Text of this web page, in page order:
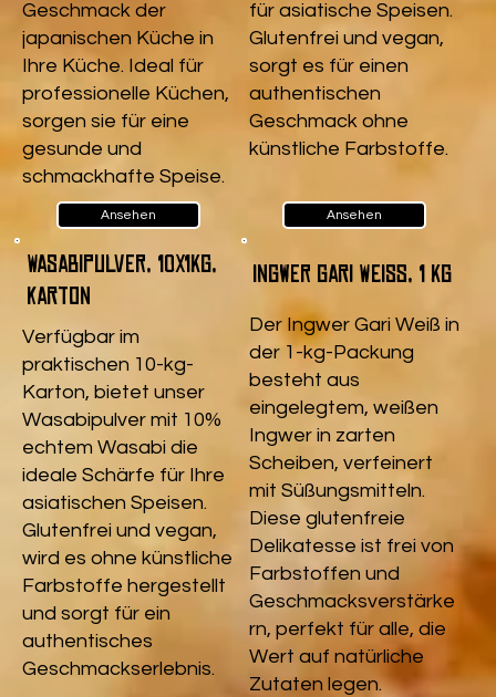
Geschmack der
japanischen Küche in
Ihre Küche. Ideal für
professionelle Küchen,
sorgen sie für eine
gesunde und
schmackhafte Speise.
Ansehen
für asiatische Speisen.
Glutenfrei und vegan,
sorgt es für einen
authentischen
Geschmack ohne
künstliche Farbstoffe.
Ansehen
Wasabipulver, 10x1kg,
Karton
Verfügbar im
praktischen 10-kg-
Karton, bietet unser
Wasabipulver mit 10%
echtem Wasabi die
ideale Schärfe für Ihre
asiatischen Speisen.
Glutenfrei und vegan,
wird es ohne künstliche
Farbstoffe hergestellt
und sorgt für ein
authentisches
Geschmackserlebnis.
Ingwer Gari Weiß, 1 kg
Der Ingwer Gari Weiß in
der 1-kg-Packung
besteht aus
eingelegtem, weißen
Ingwer in zarten
Scheiben, verfeinert
mit Süßungsmitteln.
Diese glutenfreie
Delikatesse ist frei von
Farbstoffen und
Geschmacksverstärke
rn, perfekt für alle, die
Wert auf natürliche
Zutaten legen.